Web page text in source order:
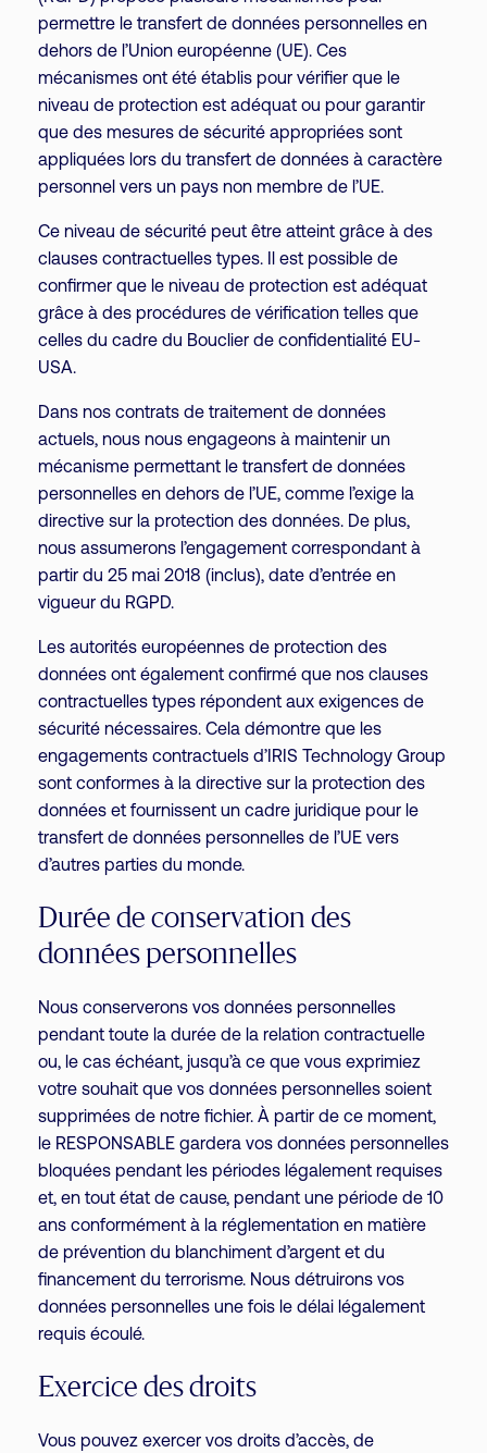
permettre le transfert de données personnelles en
dehors de l’Union européenne (UE). Ces
mécanismes ont été établis pour vérifier que le
niveau de protection est adéquat ou pour garantir
que des mesures de sécurité appropriées sont
appliquées lors du transfert de données à caractère
personnel vers un pays non membre de l’UE.
Ce niveau de sécurité peut être atteint grâce à des
clauses contractuelles types. Il est possible de
confirmer que le niveau de protection est adéquat
grâce à des procédures de vérification telles que
celles du cadre du Bouclier de confidentialité EU-
USA.
Dans nos contrats de traitement de données
actuels, nous nous engageons à maintenir un
mécanisme permettant le transfert de données
personnelles en dehors de l’UE, comme l’exige la
directive sur la protection des données. De plus,
nous assumerons l’engagement correspondant à
partir du 25 mai 2018 (inclus), date d’entrée en
vigueur du RGPD.
Les autorités européennes de protection des
données ont également confirmé que nos clauses
contractuelles types répondent aux exigences de
sécurité nécessaires. Cela démontre que les
engagements contractuels d’IRIS Technology Group
sont conformes à la directive sur la protection des
données et fournissent un cadre juridique pour le
transfert de données personnelles de l’UE vers
d’autres parties du monde.
Durée de conservation des
données personnelles
Nous conserverons vos données personnelles
pendant toute la durée de la relation contractuelle
ou, le cas échéant, jusqu’à ce que vous exprimiez
votre souhait que vos données personnelles soient
supprimées de notre fichier. À partir de ce moment,
le RESPONSABLE gardera vos données personnelles
bloquées pendant les périodes légalement requises
et, en tout état de cause, pendant une période de 10
ans conformément à la réglementation en matière
de prévention du blanchiment d’argent et du
financement du terrorisme. Nous détruirons vos
données personnelles une fois le délai légalement
requis écoulé.
Exercice des droits
Vous pouvez exercer vos droits d’accès, de